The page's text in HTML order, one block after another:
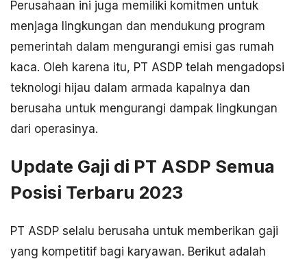
Perusahaan ini juga memiliki komitmen untuk
menjaga lingkungan dan mendukung program
pemerintah dalam mengurangi emisi gas rumah
kaca. Oleh karena itu, PT ASDP telah mengadopsi
teknologi hijau dalam armada kapalnya dan
berusaha untuk mengurangi dampak lingkungan
dari operasinya.
Update Gaji di PT ASDP Semua
Posisi Terbaru 2023
PT ASDP selalu berusaha untuk memberikan gaji
yang kompetitif bagi karyawan. Berikut adalah